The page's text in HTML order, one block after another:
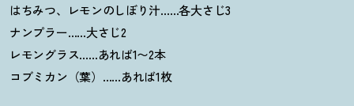
はちみつ、レモンのしぼり汁……各大さじ3
ナンプラー……大さじ2
レモングラス……あれば1〜2本
コブミカン（葉）……あれば1枚